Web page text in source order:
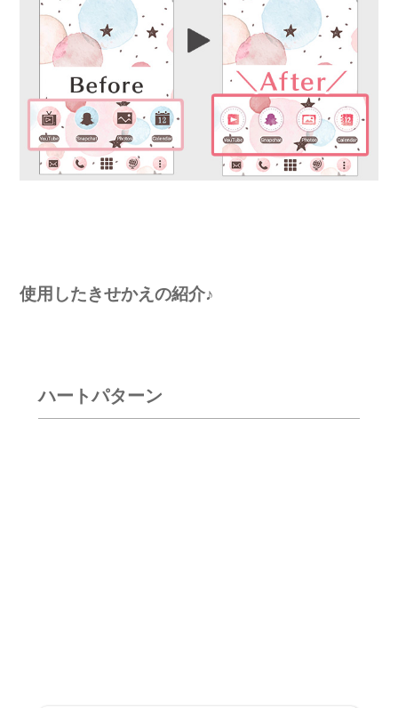
使用したきせかえの紹介♪
ハートパターン